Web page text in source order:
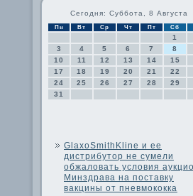
Сегодня: Суббота, 8 Августа
Пн Вт Ср Чт Пт Сб
1
3
4 5 6 7 8
10
11 12 13 14 15
17
18 19 20 21 22
24
25 26 27 28 29
31
GlaxoSmithKline и ее
дистрибутор не сумели
обжаловать условия
Минздрава на поставку
вакцины от пневмококка